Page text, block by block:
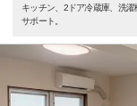
キッチン、2ドア冷蔵庫、洗
サポート。